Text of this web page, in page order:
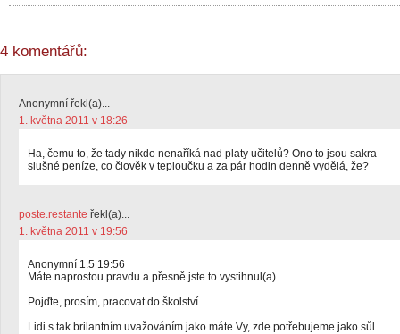
4 komentářů:
Anonymní řekl(a)...
1. května 2011 v 18:26
Ha, čemu to, že tady nikdo nenaříká nad platy učitelů? Ono to jsou sakra
slušné peníze, co člověk v teploučku a za pár hodin denně vydělá, že?
poste.restante řekl(a)...
1. května 2011 v 19:56
Anonymní 1.5 19:56
Máte naprostou pravdu a přesně jste to vystihnul(a).
Pojďte, prosím, pracovat do školství.
Lidi s tak brilantním uvažováním jako máte Vy, zde potřebujeme jako sůl.